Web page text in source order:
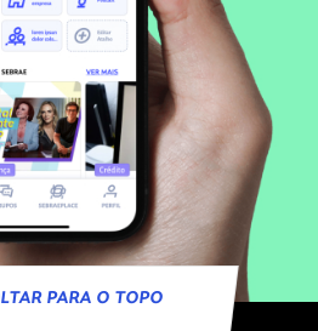
PARA O TOPO